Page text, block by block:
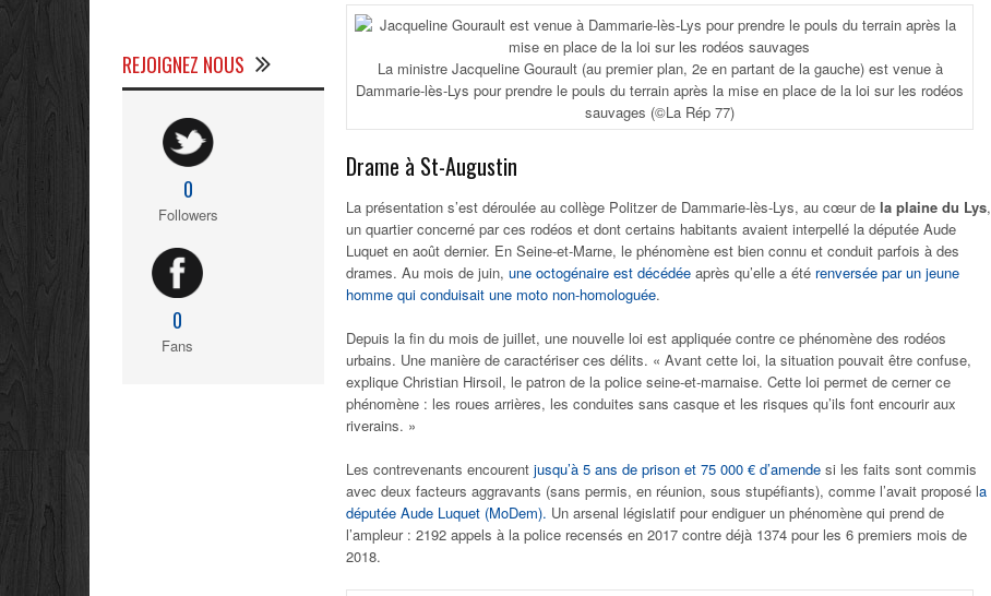
La ministre Jacqueline Gourault (au premier plan, 2e en partant de la gauche) est venue à
Dammarie-lès-Lys pour prendre le pouls du terrain après la mise en place de la loi sur les rodéos
sauvages (©La Rép 77)
Drame à St-Augustin
La présentation s’est déroulée au collège Politzer de Dammarie-lès-Lys, au cœur de la plaine du Lys,
un quartier concerné par ces rodéos et dont certains habitants avaient interpellé la députée Aude
Luquet en août dernier. En Seine-et-Marne, le phénomène est bien connu et conduit parfois à des
drames. Au mois de juin, une octogénaire est décédée après qu’elle a été renversée par un jeune
homme qui conduisait une moto non-homologuée.
Depuis la fin du mois de juillet, une nouvelle loi est appliquée contre ce phénomène des rodéos
urbains. Une manière de caractériser ces délits. « Avant cette loi, la situation pouvait être confuse,
explique Christian Hirsoil, le patron de la police seine-et-marnaise. Cette loi permet de cerner ce
phénomène : les roues arrières, les conduites sans casque et les risques qu’ils font encourir aux
riverains. »
Les contrevenants encourent jusqu’à 5 ans de prison et 75 000 € d’amende si les faits sont commis
avec deux facteurs aggravants (sans permis, en réunion, sous stupéfiants), comme l’avait proposé la
députée Aude Luquet (MoDem). Un arsenal législatif pour endiguer un phénomène qui prend de
l’ampleur : 2192 appels à la police recensés en 2017 contre déjà 1374 pour les 6 premiers mois de
2018.
REJOIGNEZ NOUS
0
Followers
0
Fans